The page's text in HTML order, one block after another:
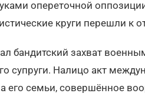
опереточной
круги перешли к
бандитский захват
супруги. Налицо акт
его семьи, совершённое